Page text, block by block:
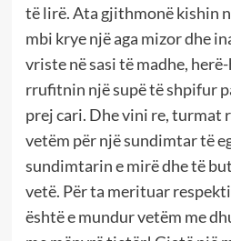
të lirë. Ata gjithmonë kishin
mbi krye një aga mizor dhe
vriste në sasi të madhe,
rrufitnin një supë të shpifur
prej cari. Dhe vini re, turmat
vetëm për një sundimtar të
sundimtarin e mirë dhe të
vetë. Për ta merituar
është e mundur vetëm me